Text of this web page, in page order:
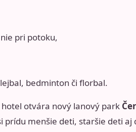
pri potoku,
bedminton či florbal.
hotel otvára nový lanový park
prídu menšie deti, staršie deti